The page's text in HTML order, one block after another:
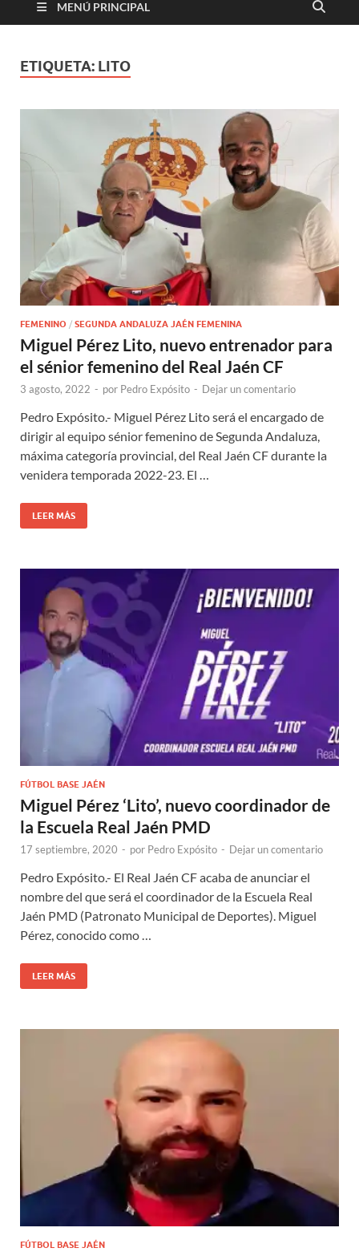
MENÚ PRINCIPAL
ETIQUETA: LITO
FEMENINO / SEGUNDA ANDALUZA JAÉN FEMENINA
Miguel Pérez Lito, nuevo entrenador para
el sénior femenino del Real Jaén CF
3 agosto, 2022 - por Pedro Expósito - Dejar un comentario
Pedro Expósito.- Miguel Pérez Lito será el encargado de
dirigir al equipo sénior femenino de Segunda Andaluza,
máxima categoría provincial, del Real Jaén CF durante la
venidera temporada 2022-23. El …
LEER MÁS
FÚTBOL BASE JAÉN
Miguel Pérez ‘Lito’, nuevo coordinador de
la Escuela Real Jaén PMD
17 septiembre, 2020 - por Pedro Expósito - Dejar un comentario
Pedro Expósito.- El Real Jaén CF acaba de anunciar el
nombre del que será el coordinador de la Escuela Real
Jaén PMD (Patronato Municipal de Deportes). Miguel
Pérez, conocido como …
LEER MÁS
FÚTBOL BASE JAÉN